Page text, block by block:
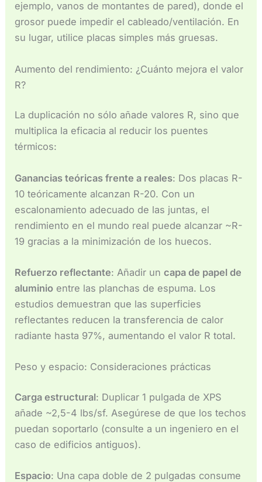
ejemplo, vanos de montantes de pared), donde el
grosor puede impedir el cableado/ventilación. En
su lugar, utilice placas simples más gruesas.
Aumento del rendimiento: ¿Cuánto mejora el valor
R?
La duplicación no sólo añade valores R, sino que
multiplica la eficacia al reducir los puentes
térmicos:
Ganancias teóricas frente a reales: Dos placas R-
10 teóricamente alcanzan R-20. Con un
escalonamiento adecuado de las juntas, el
rendimiento en el mundo real puede alcanzar ~R-
19 gracias a la minimización de los huecos.
Refuerzo reflectante: Añadir uncapa de papel de
aluminio entre las planchas de espuma. Los
estudios demuestran que las superficies
reflectantes reducen la transferencia de calor
radiante hasta 97%, aumentando el valor R total.
Peso y espacio: Consideraciones prácticas
Carga estructural: Duplicar 1 pulgada de XPS
añade ~2,5-4 lbs/sf. Asegúrese de que los techos
puedan soportarlo (consulte a un ingeniero en el
caso de edificios antiguos).
Espacio: Una capa doble de 2 pulgadas consume